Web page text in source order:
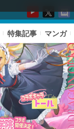
特集記事 マンガ